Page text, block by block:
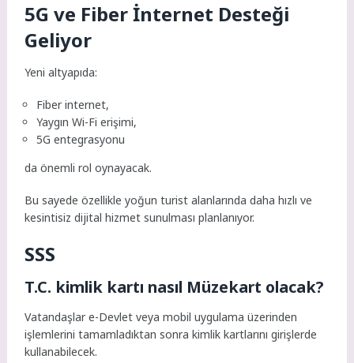
5G ve Fiber İnternet Desteği
Geliyor
Yeni altyapıda:
Fiber internet,
Yaygın Wi-Fi erişimi,
5G entegrasyonu
da önemli rol oynayacak.
Bu sayede özellikle yoğun turist alanlarında daha hızlı ve
kesintisiz dijital hizmet sunulması planlanıyor.
SSS
T.C. kimlik kartı nasıl Müzekart olacak?
Vatandaşlar e-Devlet veya mobil uygulama üzerinden
işlemlerini tamamladıktan sonra kimlik kartlarını girişlerde
kullanabilecek.